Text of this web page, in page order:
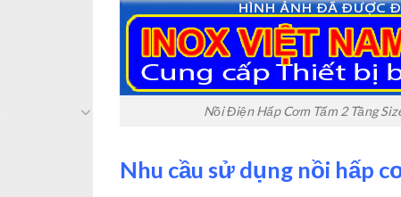
Nồi Điện Hấp Cơm Tấm 2 Tầng
Nhu cầu sử dụng nồi hấp